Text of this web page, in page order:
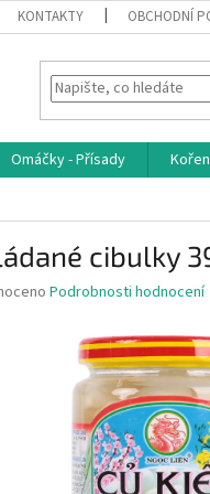
KONTAKTY OBCHODNÍ
Omáčky - Přísady
cibulky
Podrobnosti hodnocení